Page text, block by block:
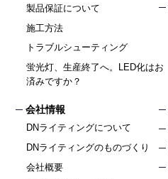
製品保証について
施工方法
トラブルシューティング
蛍光灯、生産終了へ。LED化はお
済みですか？
会社情報
DNライティングについて
DNライティングのものづくり
会社概要